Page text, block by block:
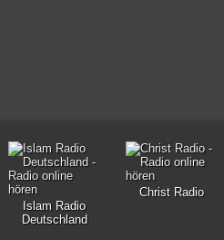
Islam Radio
Deutschland
Christ Radio